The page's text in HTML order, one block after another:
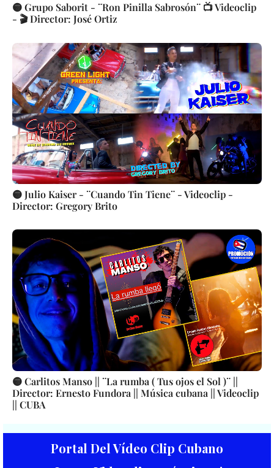
🟡 Grupo Saborit - ¨Ron Pinilla Sabrosón¨ 📺 Videoclip
- 🎬 Director: José Ortiz
🟡 Julio Kaiser - ¨Cuando Tin Tiene¨ - Videoclip -
Director: Gregory Brito
🟡 Carlitos Manso || ¨La rumba ( Tus ojos el Sol )¨ ||
Director: Ernesto Fundora || Música cubana || Videoclip
|| CUBA
Portal Del Vídeo Clip Cubano